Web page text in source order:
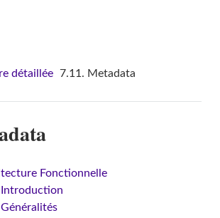
détaillée 7.11. Metadata
Fonctionnelle